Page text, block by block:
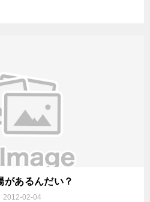
があるんだい？
2012-02-04